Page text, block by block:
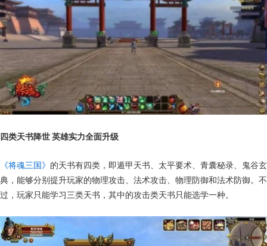
四类天书降世 英雄实力全面升级
《将魂三国》 的天书有四类，即遁甲天书、太平要术、青囊秘录、鬼谷玄
典，能够分别提升玩家的物理攻击、法术攻击、物理防御和法术防御。不
过，玩家只能学习三类天书，其中的攻击类天书只能选学一种。